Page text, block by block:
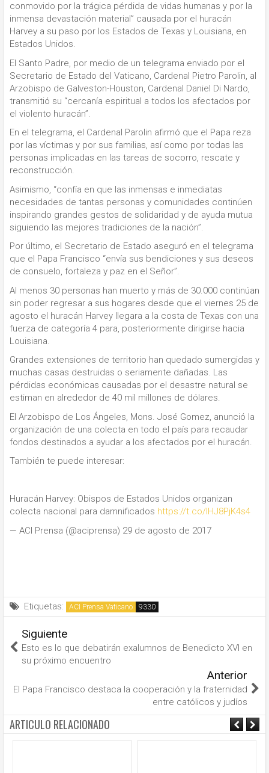
conmovido por la trágica pérdida de vidas humanas y por la
inmensa devastación material” causada por el huracán
Harvey a su paso por los Estados de Texas y Louisiana, en
Estados Unidos.
El Santo Padre, por medio de un telegrama enviado por el
Secretario de Estado del Vaticano, Cardenal Pietro Parolin, al
Arzobispo de Galveston-Houston, Cardenal Daniel Di Nardo,
transmitió su “cercanía espiritual a todos los afectados por
el violento huracán”.
En el telegrama, el Cardenal Parolin afirmó que el Papa reza
por las víctimas y por sus familias, así como por todas las
personas implicadas en las tareas de socorro, rescate y
reconstrucción.
Asimismo, “confía en que las inmensas e inmediatas
necesidades de tantas personas y comunidades continúen
inspirando grandes gestos de solidaridad y de ayuda mutua
siguiendo las mejores tradiciones de la nación”.
Por último, el Secretario de Estado aseguró en el telegrama
que el Papa Francisco “envía sus bendiciones y sus deseos
de consuelo, fortaleza y paz en el Señor”.
Al menos 30 personas han muerto y más de 30.000 continúan
sin poder regresar a sus hogares desde que el viernes 25 de
agosto el huracán Harvey llegara a la costa de Texas con una
fuerza de categoría 4 para, posteriormente dirigirse hacia
Louisiana.
Grandes extensiones de territorio han quedado sumergidas y
muchas casas destruidas o seriamente dañadas. Las
pérdidas económicas causadas por el desastre natural se
estiman en alrededor de 40 mil millones de dólares.
El Arzobispo de Los Ángeles, Mons. José Gomez, anunció la
organización de una colecta en todo el país para recaudar
fondos destinados a ayudar a los afectados por el huracán.
También te puede interesar:
Huracán Harvey: Obispos de Estados Unidos organizan
colecta nacional para damnificados https://t.co/lHJ8PjK4s4
— ACI Prensa (@aciprensa) 29 de agosto de 2017
Etiquetas: ACI Prensa Vaticano
Siguiente
Esto es lo que debatirán exalumnos de Benedicto XVI en
su próximo encuentro
Anterior
El Papa Francisco destaca la cooperación y la fraternidad
entre católicos y judíos
ARTICULO RELACIONADO